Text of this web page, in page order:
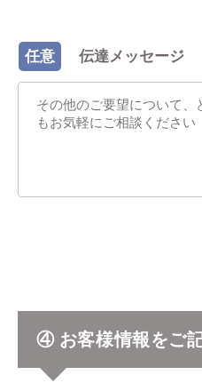
任意 伝達メッセージ
④ お客様情報をご